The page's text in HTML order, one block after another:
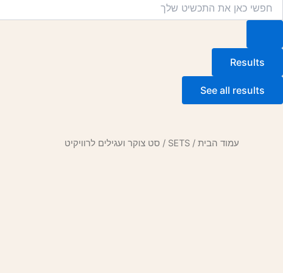
Results
See all results
עמוד הבית /
SETS / סט צוקר ועגילים לרוויקיט